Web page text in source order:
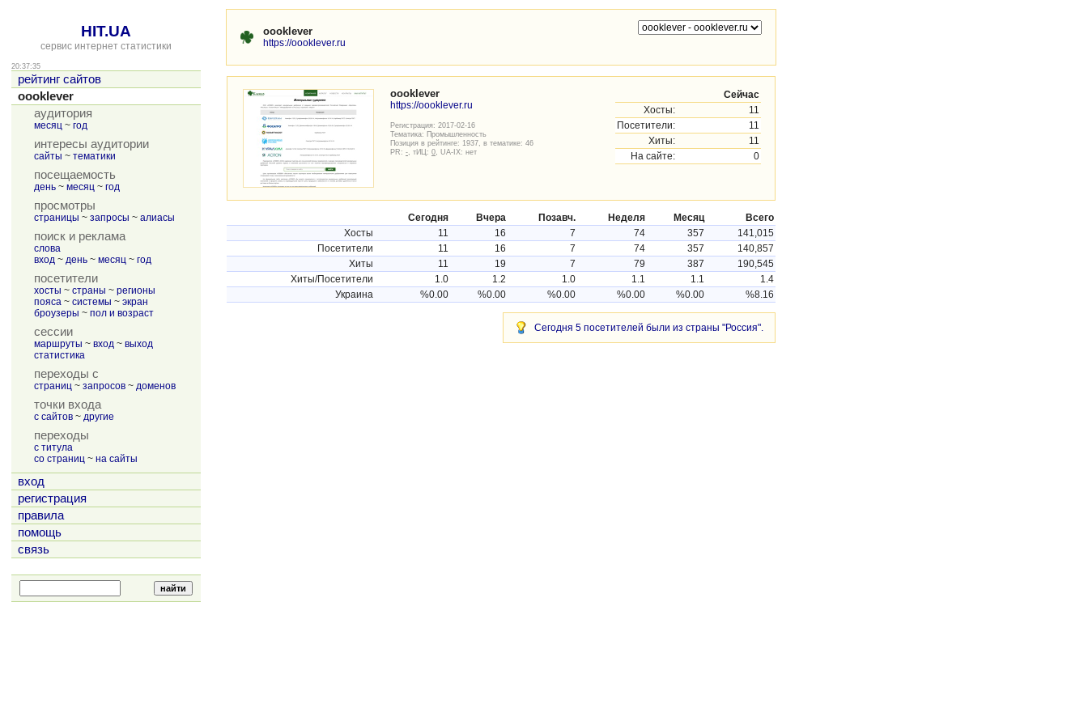
HIT.UA
сервис интернет статистики
20:37:35
рейтинг сайтов
oooklever
аудитория
месяц ~ год
интересы аудитории
сайты ~ тематики
посещаемость
день ~ месяц ~ год
просмотры
страницы ~ запросы ~ алиасы
поиск и реклама
слова
вход ~ день ~ месяц ~ год
посетители
хосты ~ страны ~ регионы
пояса ~ системы ~ экран
броузеры ~ пол и возраст
сессии
маршруты ~ вход ~ выход
статистика
переходы с
страниц ~ запросов ~ доменов
точки входа
с сайтов ~ другие
переходы
с титула
со страниц ~ на сайты
вход
регистрация
правила
помощь
связь
oooklever
https://oooklever.ru
oooklever
https://oooklever.ru
Регистрация: 2017-02-16
Тематика: Промышленность
Позиция в рейтинге: 1937, в тематике: 46
PR: - , тИЦ: 0 , UA-IX: нет
Сейчас
Хосты:
11
Посетители:
11
Хиты:
11
На сайте:
0
Сегодня Вчера Позавч. Неделя Месяц
Всего
Хосты
11 16 7 74 357
141,015
Посетители
11 16 7 74 357
140,857
Хиты
11 19 7 79 387
190,545
Хиты/Посетители
1.0 1.2 1.0 1.1 1.1
1.4
Украина
%0.00 %0.00 %0.00 %0.00 %0.00 %8.16
Сегодня 5 посетителей были из страны "Россия".